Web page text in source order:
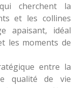
cherchent la
et les collines
apaisant, idéal
les moments de
entre la
qualité de vie